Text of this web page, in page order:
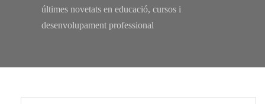
últimes novetats en educació, cursos i
desenvolupament professional